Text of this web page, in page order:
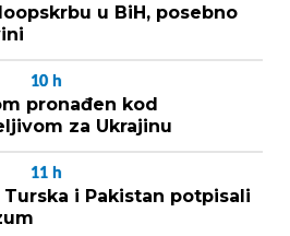
u BiH, posebno
10 h
pronađen kod
za Ukrajinu
11 h
Turska i Pakistan potpisali